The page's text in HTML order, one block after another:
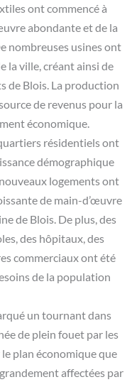
ont commencé à
abondante et de la
nombreuses usines ont
la ville, créant ainsi de
de Blois. La production
de revenus pour la
économique.
résidentiels ont
démographique
logements ont
de main-d’œuvre
de Blois. De plus, des
des hôpitaux, des
commerciaux ont été
de la population
un tournant dans
de plein fouet par les
plan économique que
affectées par